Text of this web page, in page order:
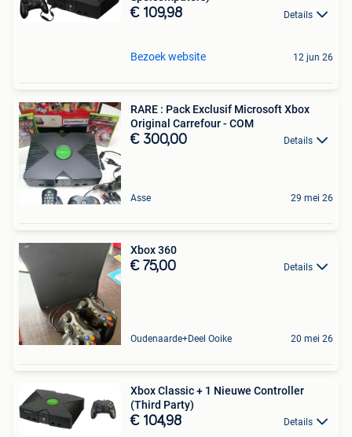
€ 109,98 Details
Bezoek website 12 jun 26
RARE : Pack Exclusif Microsoft Xbox
Original Carrefour - COM
€ 300,00 Details
Asse 29 mei 26
Xbox 360
€ 75,00 Details
Oudenaarde+Deel Ooike 20 mei 26
Xbox Classic + 1 Nieuwe Controller
(Third Party)
€ 104,98 Details